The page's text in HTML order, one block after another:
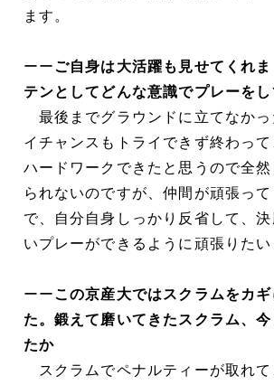
ます。
ーーご自身は大活躍も見せてくれ
テンとしてどんな意識でプレーを
最後までグラウンドに立てなかっ
イチャンスもトライできず終わっ
ハードワークできたと思うので全
られないのですが、仲間が頑張っ
で、自分自身しっかり反省して、
いプレーができるように頑張りたい
ーーこの京産大ではスクラムをカ
た。鍛えて磨いてきたスクラム、
たか
スクラムでペナルティーが取れ